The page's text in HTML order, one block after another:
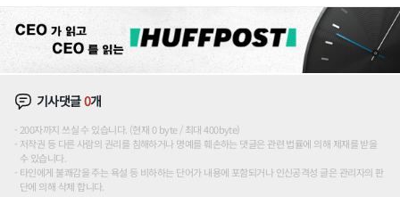
기사댓글0개
200자까지 쓰실 수 있습니다. (현재 0 byte / 최대 400byte)
저작권 등 다른 사람의 권리를 침해하거나 명예를 훼손하는 댓글은 관련 법률에 의해 제재를 받을
수 있습니다.
타인에게 불쾌감을 주는 욕설 등 비하하는 단어가 내용에 포함되거나 인신공격성 글은 관리자의 판
단에 의해 삭제 합니다.